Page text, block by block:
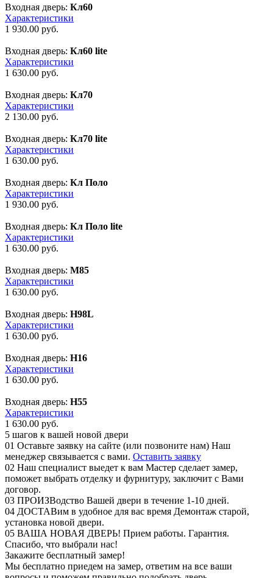
Входная дверь: Кл60
Характеристики
1 930.00 руб.
Входная дверь: Кл60 lite
Характеристики
1 630.00 руб.
Входная дверь: Кл70
Характеристики
2 130.00 руб.
Входная дверь: Кл70 lite
Характеристики
1 630.00 руб.
Входная дверь: Кл Поло
Характеристики
1 930.00 руб.
Входная дверь: Кл Поло lite
Характеристики
1 630.00 руб.
Входная дверь: М85
Характеристики
1 630.00 руб.
Входная дверь: Н98L
Характеристики
1 630.00 руб.
Входная дверь: Н16
Характеристики
1 630.00 руб.
Входная дверь: Н55
Характеристики
1 630.00 руб.
5 шагов к вашей новой двери
01 Оставьте заявку на сайте (или позвоните нам) Наш
менеджер связывается с вами. Оставить заявку
02 Наш специалист выедет к вам Мастер сделает замер,
поможет выбрать отделку и фурнитуру, заключит с Вами
договор.
03 ПРОИЗВодство Вашей двери в течение 1-10 дней.
04 ДОСТАВим в удобное для вас время Демонтаж старой,
установка новой двери.
05 ВАША НОВАЯ ДВЕРЬ! Прием работы. Гарантия.
Спасибо, что выбрали нас!
Закажите бесплатный замер!
Мы бесплатно приедем на замер, ответим на все ваши